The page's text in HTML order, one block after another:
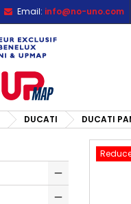
Email: info@no-uno.com
DUCATI DUCATI